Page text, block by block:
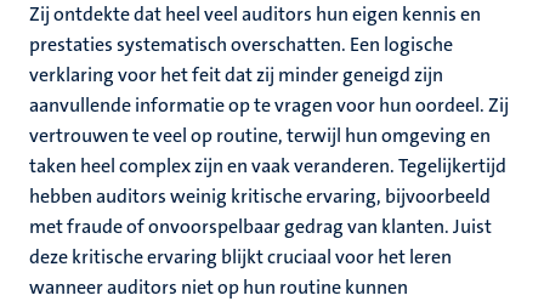
Zij ontdekte dat heel veel auditors hun eigen kennis en
prestaties systematisch overschatten. Een logische
verklaring voor het feit dat zij minder geneigd zijn
aanvullende informatie op te vragen voor hun oordeel. Zij
vertrouwen te veel op routine, terwijl hun omgeving en
taken heel complex zijn en vaak veranderen. Tegelijkertijd
hebben auditors weinig kritische ervaring, bijvoorbeeld
met fraude of onvoorspelbaar gedrag van klanten. Juist
deze kritische ervaring blijkt cruciaal voor het leren
wanneer auditors niet op hun routine kunnen